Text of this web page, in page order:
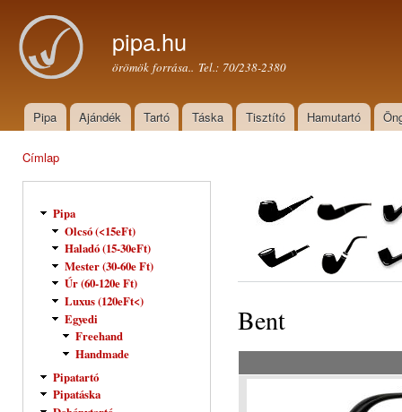
pipa.hu
örömök forrása.. Tel.: 70/238-2380
Főmenü
Pipa Ajándék Tartó Táska Tisztító Hamutartó
Címlap
Pipa
Olcsó (<15eFt)
Haladó (15-30eFt)
Mester (30-60e Ft)
Úr (60-120e Ft)
Luxus (120eFt<)
Egyedi
Freehand
Handmade
Pipatartó
Pipatáska
Bent